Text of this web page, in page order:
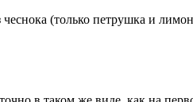
(только петрушка и